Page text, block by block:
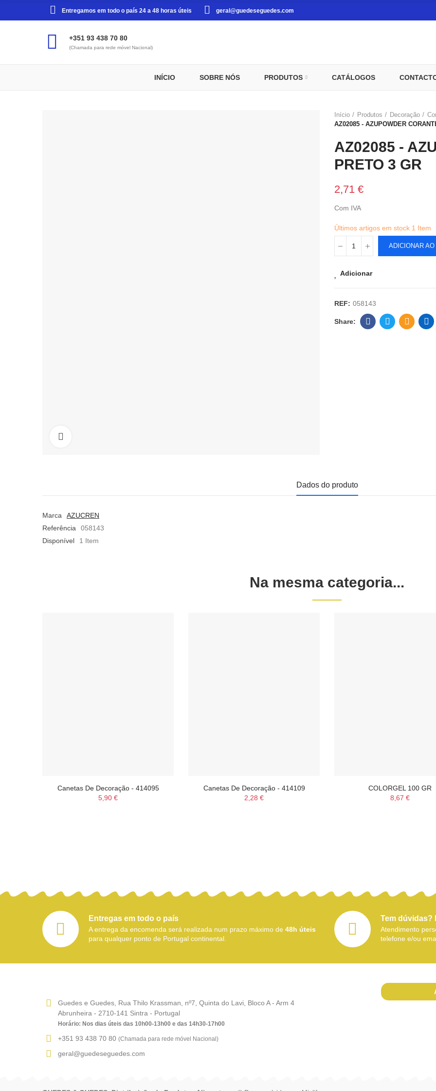
Entregamos em todo o país 24 a 48 horas úteis geral@guedeseguedes.com
+351 93 438 70 80
(Chamada para rede móvel Nacional)
INÍCIO SOBRE NÓS PRODUTOS CATÁLOGOS
Início Produtos Decoração
AZ02085 - AZUPOWDER
AZ02085 -
PRETO 3 GR
2,71 €
Com IVA
Últimos artigos em stock 1 Item
ADICIONAR
Adicionar
REF: 058143
Dados do produto
Marca
AZUCREN
Referência
058143
Disponível
1 Item
Na mesma categoria...
Canetas De Decoração - 414095
5,90 €
Canetas De Decoração - 414109
2,28 €
COLORGEL 100 GR
8,67 €
Entregas em todo o país
A entrega da encomenda será realizada num prazo máximo de 48h úteis
para qualquer ponto de Portugal continental.
Tem dúvidas?
Atendimento
telefone e/ou
Guedes e Guedes, Rua Thilo Krassman, nº7, Quinta do Lavi, Bloco A - Arm 4
Abrunheira - 2710-141 Sintra - Portugal
Horário: Nos dias úteis das 10h00-13h00 e das 14h30-17h00
+351 93 438 70 80 (Chamada para rede móvel Nacional)
geral@guedeseguedes.com